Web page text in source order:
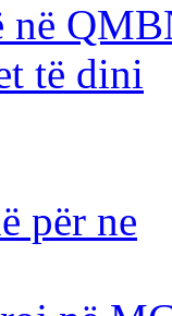
në
të dini
për ne